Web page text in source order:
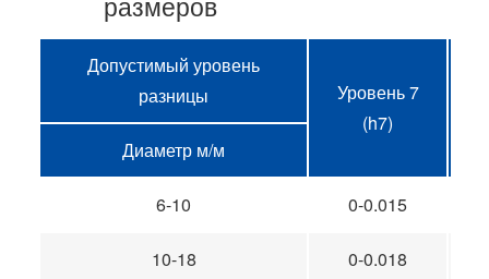
Допустимый уровень
разницы
Уровень 7
(h7)
Диаметр м/м
6-10 0-0.015
10-18 0-0.018